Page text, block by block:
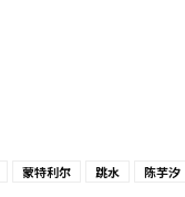
蒙特利尔 跳水 陈芋汐